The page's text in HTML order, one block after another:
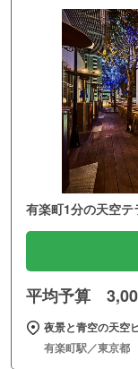
有楽町1分の天空
平均予算
夜景と青空の天空
有楽町駅／東京都